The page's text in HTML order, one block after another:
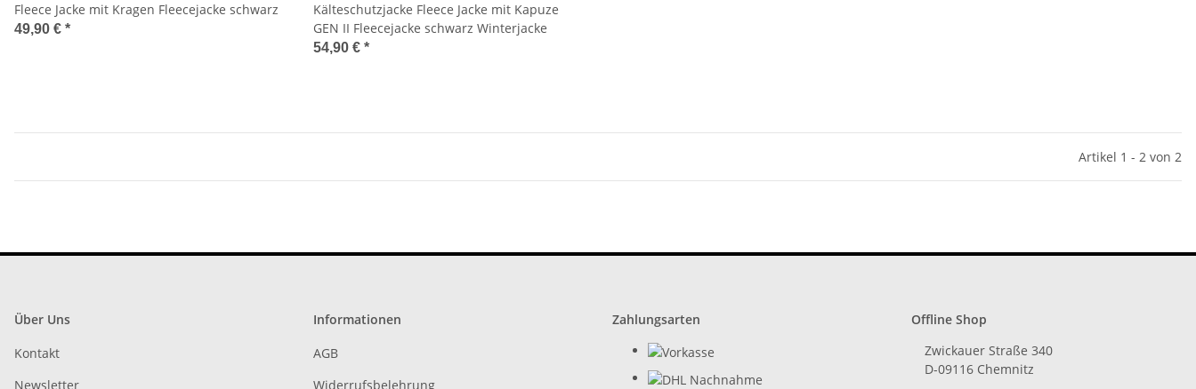
Fleece Jacke mit Kragen Fleecejacke schwarz
49,90 € *
Kälteschutzjacke Fleece Jacke mit Kapuze
GEN II Fleecejacke schwarz Winterjacke
54,90 € *
Artikel 1 - 2 von 2
Über Uns
Kontakt
Newsletter
Informationen
AGB
Widerrufsbelehrung
Zahlungsarten
Offline Shop
Zwickauer Straße 340
D-09116 Chemnitz